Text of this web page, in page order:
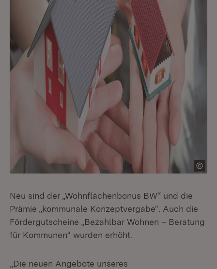
Neu sind der „Wohnflächenbonus BW“ und die
Prämie „kommunale Konzeptvergabe“. Auch die
Fördergutscheine „Bezahlbar Wohnen – Beratung
für Kommunen“ wurden erhöht.
„Die neuen Angebote unseres